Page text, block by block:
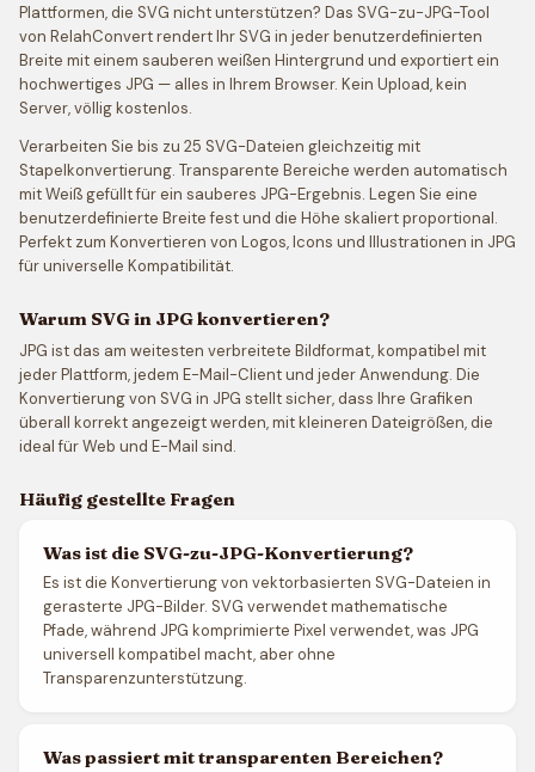
Plattformen, die SVG nicht unterstützen? Das SVG-zu-JPG-Tool
von RelahConvert rendert Ihr SVG in jeder benutzerdefinierten
Breite mit einem sauberen weißen Hintergrund und exportiert ein
hochwertiges JPG — alles in Ihrem Browser. Kein Upload, kein
Server, völlig kostenlos.
Verarbeiten Sie bis zu 25 SVG-Dateien gleichzeitig mit
Stapelkonvertierung. Transparente Bereiche werden automatisch
mit Weiß gefüllt für ein sauberes JPG-Ergebnis. Legen Sie eine
benutzerdefinierte Breite fest und die Höhe skaliert proportional.
Perfekt zum Konvertieren von Logos, Icons und Illustrationen in JPG
für universelle Kompatibilität.
Warum SVG in JPG konvertieren?
JPG ist das am weitesten verbreitete Bildformat, kompatibel mit
jeder Plattform, jedem E-Mail-Client und jeder Anwendung. Die
Konvertierung von SVG in JPG stellt sicher, dass Ihre Grafiken
überall korrekt angezeigt werden, mit kleineren Dateigrößen, die
ideal für Web und E-Mail sind.
Häufig gestellte Fragen
Was ist die SVG-zu-JPG-Konvertierung?
Es ist die Konvertierung von vektorbasierten SVG-Dateien in
gerasterte JPG-Bilder. SVG verwendet mathematische
Pfade, während JPG komprimierte Pixel verwendet, was JPG
universell kompatibel macht, aber ohne
Transparenzunterstützung.
Was passiert mit transparenten Bereichen?